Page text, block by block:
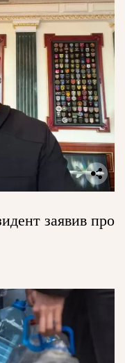
заявив про